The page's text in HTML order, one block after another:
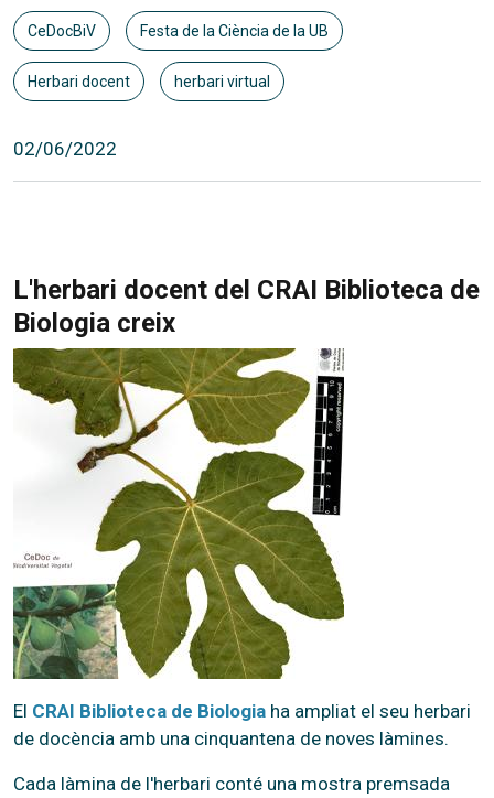
CeDocBiV Festa de la Ciència de la UB
Herbari docent herbari virtual
02/06/2022
L'herbari docent del CRAI Biblioteca de
Biologia creix
El CRAI Biblioteca de Biologia ha ampliat el seu herbari
de docència amb una cinquantena de noves làmines.
Cada làmina de l'herbari conté una mostra premsada